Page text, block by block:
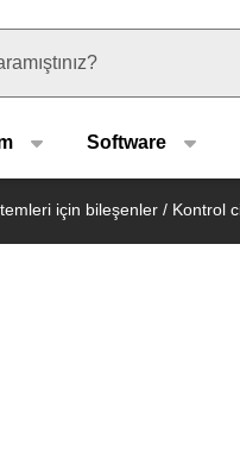
Software
için bileşenler / Kontrol